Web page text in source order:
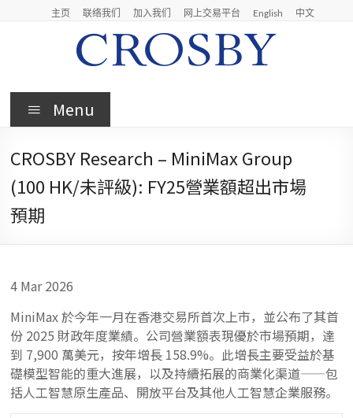
主页 联络我们 加入我们 网上交易平台 English 中文
Crosby
Crosby
Limited
Menu
CROSBY Research – MiniMax Group
(100 HK/未評級): FY25營業額超出市場
預期
4 Mar 2026
MiniMax 於今年一月在香港交易所首次上市，並公布了其首
份 2025 財政年度業績。公司營業額表現優於市場預期，達
到 7,900 萬美元，按年增長 158.9%。此增長主要受益於基
礎模型智能的重大進展，以及持續拓展的商業化渠道——包
括人工智慧原生產品、開放平台及其他人工智慧企業服務。